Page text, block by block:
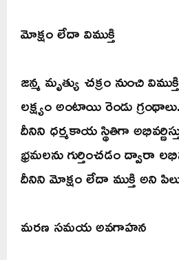
మోక్షం లేదా విముక్తి
జన్మ మృత్యు చక్రం నుంచి
లక్ష్యం అంటాయి రెండు
దీనిని ధర్మకాయ స్థితిగా
భ్రమలను గుర్తించడం ద్వారా
దీనిని మోక్షం లేదా ముక్తి అని
మరణ సమయ అవగాహన